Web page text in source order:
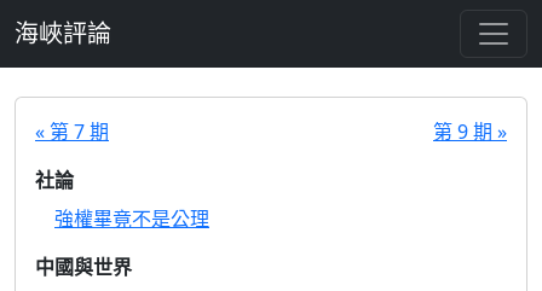
海峽評論
« 第 7 期
第 9 期 »
社論
強權畢竟不是公理
中國與世界